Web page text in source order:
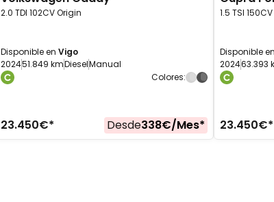
2.0 TDI 102CV Origin
Disponible en Vigo
202451.849 kmDieselManual
Colores:
23.450€* Desde338€/Mes*
1.5 TSI 150CV
Disponible en
202463.393
23.450€*